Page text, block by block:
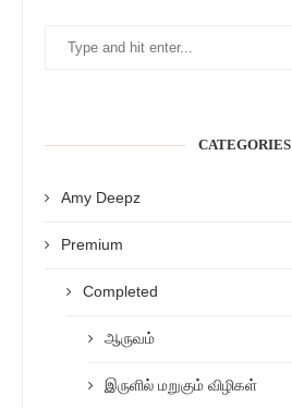
CATEGORIES
Amy Deepz
Premium
Completed
ஆருவம்
இருளில் மறுகும் விழிகள்